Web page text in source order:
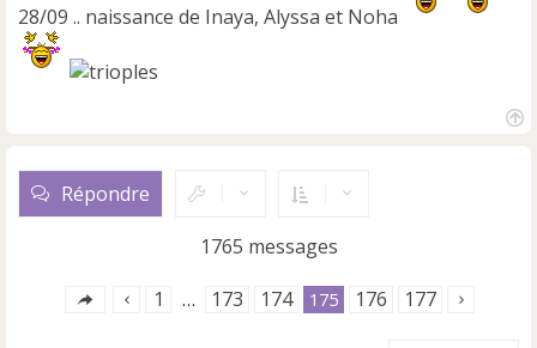
28/09 .. naissance de Inaya, Alyssa et Noha
Répondre
1765 messages
1 … 173 174 175 176 177